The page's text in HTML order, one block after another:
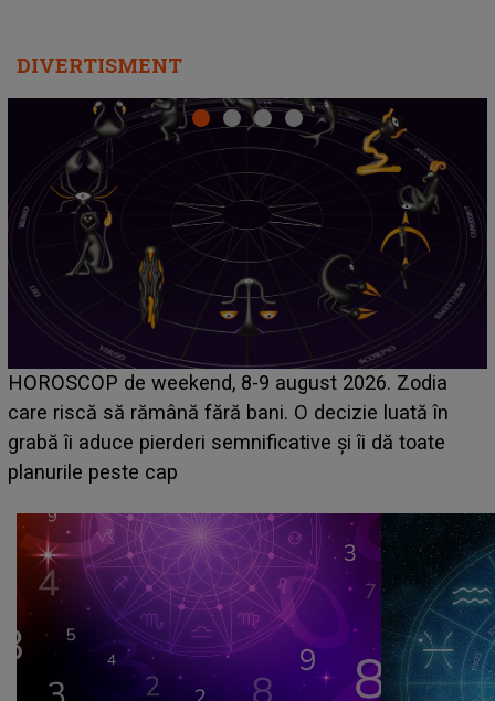
DIVERTISMENT
Emanuel a ținut ACEST DETALIU ASCUNS până
acum! În fața Alexandrei, concurentul din Casa Iubirii
face o MĂRTURISIRE NEAȘTEPTATĂ despre mama
sa: "I-am spus și ei în față, eu nu te iubesc pentru